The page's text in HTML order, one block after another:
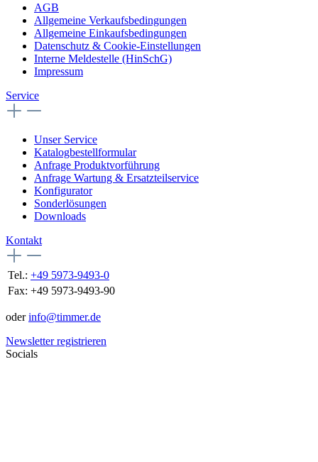
AGB
Allgemeine Verkaufsbedingungen
Allgemeine Einkaufsbedingungen
Datenschutz & Cookie-Einstellungen
Interne Meldestelle (HinSchG)
Impressum
Service
Unser Service
Katalogbestellformular
Anfrage Produktvorführung
Anfrage Wartung & Ersatzteilservice
Konfigurator
Sonderlösungen
Downloads
Kontakt
Tel.: +49 5973-9493-0
Fax: +49 5973-9493-90
oderinfo@timmer.de
Newsletter registrieren
Socials